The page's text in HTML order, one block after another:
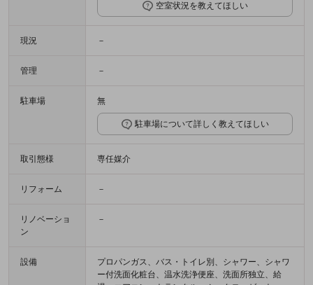
空室状況を教えてほしい
現況 －
管理 －
駐車場 無
駐車場について詳しく教えてほしい
取引態様 専任媒介
リフォーム －
リノベーショ
ン
－
設備
プロパンガス、バス・トイレ別、シャワー、シャワ
ー付洗面化粧台、温水洗浄便座、洗面所独立、給